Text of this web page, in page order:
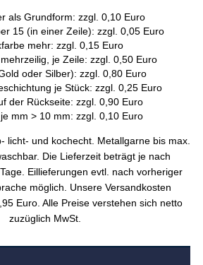
als Grundform: zzgl. 0,10 Euro
15 (in einer Zeile): zzgl. 0,05 Euro
mehr: zzgl. 0,15 Euro
je Zeile: zzgl. 0,50 Euro
oder Silber): zzgl. 0,80 Euro
je Stück: zzgl. 0,25 Euro
der Rückseite: zzgl. 0,90 Euro
mm > 10 mm: zzgl. 0,10 Euro
licht- und kochecht. Metallgarne bis max.
Die Lieferzeit beträgt je nach
Eillieferungen evtl. nach vorheriger
möglich. Unsere Versandkosten
Euro. Alle Preise verstehen sich netto
zuzüglich MwSt.